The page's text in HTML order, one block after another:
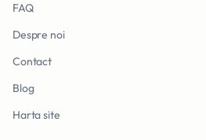
FAQ
Despre noi
Contact
Blog
Harta site